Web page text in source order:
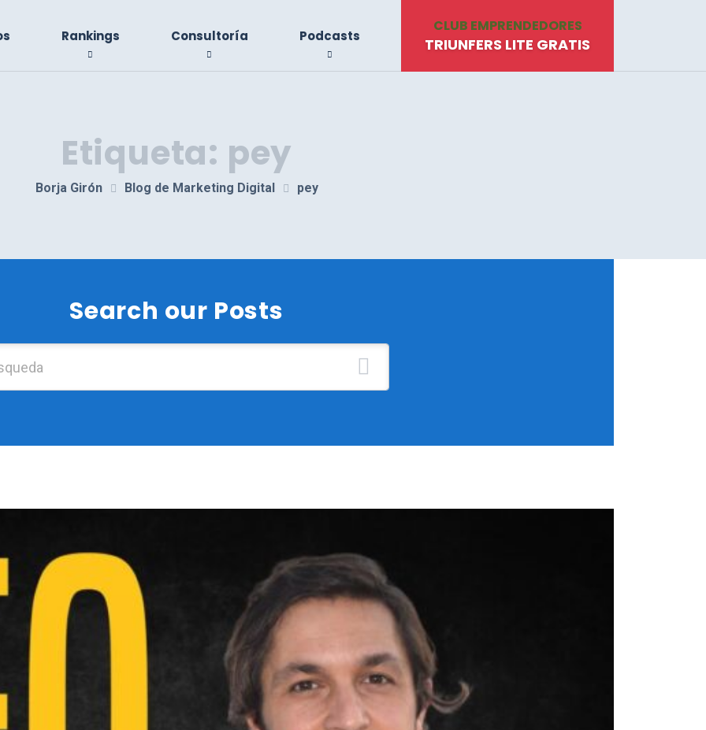
Rankings Consultoría Podcasts
CLUB EMPRENDEDORES
TRIUNFERS LITE GRATIS
Etiqueta: pey
Borja Girón Blog de Marketing Digital pey
Search our Posts